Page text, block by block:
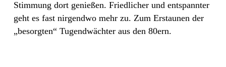
Stimmung dort genießen. Friedlicher und entspannter
geht es fast nirgendwo mehr zu. Zum Erstaunen der
„besorgten“ Tugendwächter aus den 80ern.